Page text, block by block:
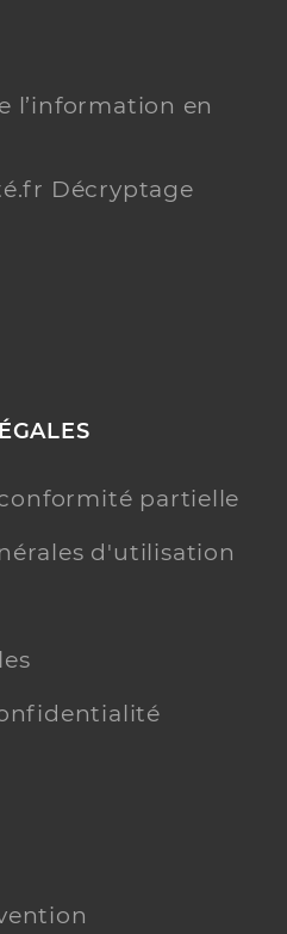
l’information en
Décryptage
partielle
d'utilisation